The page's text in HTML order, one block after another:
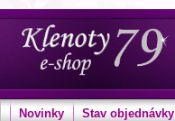
Novinky Stav objednávky